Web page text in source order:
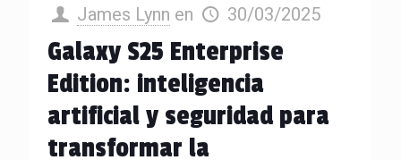
James Lynn en 30/03/2025
Galaxy S25 Enterprise
Edition: inteligencia
artificial y seguridad para
transformar la